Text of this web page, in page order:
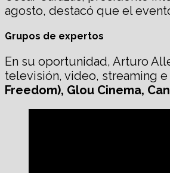
agosto, destacó que el
Grupos de expertos
En su oportunidad, Arturo
televisión, video, streaming
Freedom), Glou Cinema,